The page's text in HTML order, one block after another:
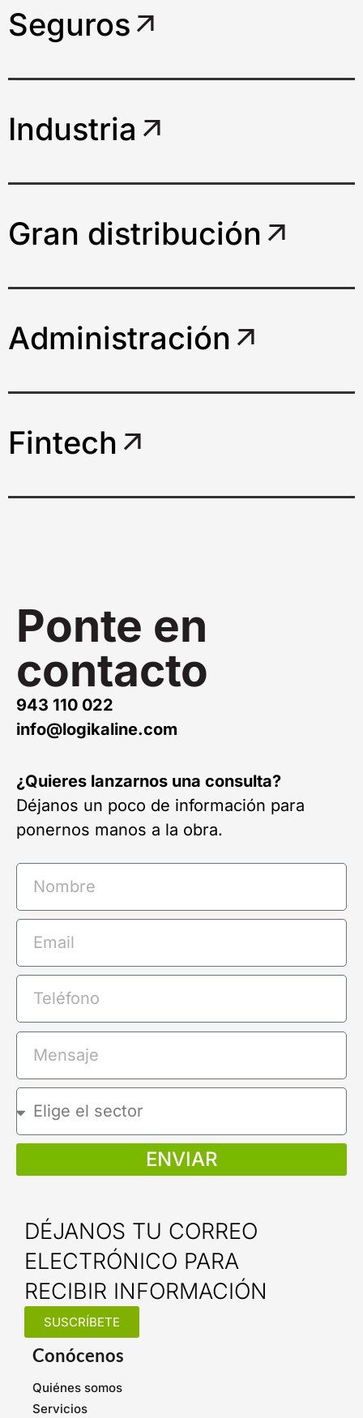
Seguros
Industria
Gran distribución
Administración
Fintech
Ponte en
contacto
943 110 022
info@logikaline.com
¿Quieres lanzarnos una consulta?
Déjanos un poco de información para
ponernos manos a la obra.
ENVIAR
DÉJANOS TU CORREO
ELECTRÓNICO PARA
RECIBIR INFORMACIÓN
SUSCRÍBETE
Conócenos
Quiénes somos
Servicios